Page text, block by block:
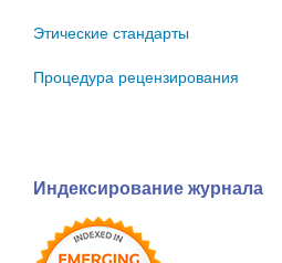
Этические стандарты
Процедура рецензирования
Индексирование журнала